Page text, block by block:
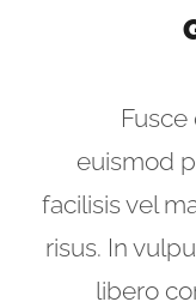
euismod
facilisis vel
risus. In
libero